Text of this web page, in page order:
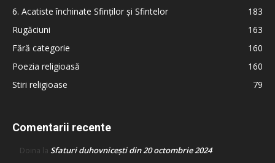
6. Acatiste închinate Sfinților și Sfintelor
183
Rugăciuni
163
Fără categorie
160
Poezia religioasă
160
Stiri religioase
79
Comentarii recente
Doina la Sfaturi duhovnicești din 20 octombrie 2024